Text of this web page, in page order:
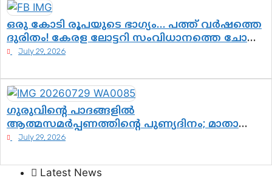
ഒരു കോടി രൂപയുടെ ഭാഗ്യം… പത്ത് വർഷത്തെ
ദുരിതം! കേരള ലോട്ടറി സംവിധാനത്തെ ചോദ്യം
ചെയ്ത് കോയയുടെ പോരാട്ടം
July 29, 2026
ഗുരുവിന്റെ പാദങ്ങളിൽ
ആത്മസമർപ്പണത്തിന്റെ പുണ്യദിനം; മാതാ
അമൃതാനന്ദമയി മഠത്തിൽ ഭക്തിസാന്ദ്രമായി
July 29, 2026
Latest News